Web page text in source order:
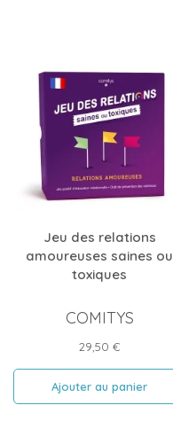
Jeu des relations
amoureuses saines ou
toxiques
COMITYS
Prix
29,50 €
Ajouter au panier